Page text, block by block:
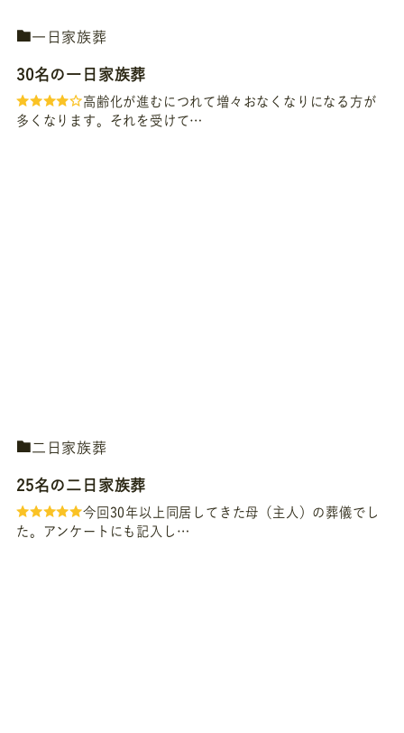
一日家族葬
30名の一日家族葬
高齢化が進むにつれて増々おなくなりになる方が
多くなります。それを受けて…
二日家族葬
25名の二日家族葬
今回30年以上同居してきた母（主人）の葬儀でし
た。アンケートにも記入し…